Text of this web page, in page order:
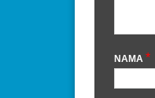
NAMA *